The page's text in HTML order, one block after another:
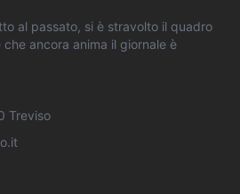
al passato, si è stravolto il quadro
ancora anima il giornale è
Treviso